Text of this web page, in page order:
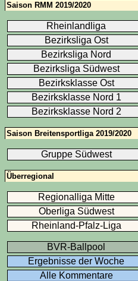
Saison RMM 2019/2020
Rheinlandliga
Bezirksliga Ost
Bezirksliga Nord
Bezirksliga Südwest
Bezirksklasse Ost
Bezirksklasse Nord 1
Bezirksklasse Nord 2
Saison Breitensportliga 2019/2020
Gruppe Südwest
Überregional
Regionalliga Mitte
Oberliga Südwest
Rheinland-Pfalz-Liga
BVR-Ballpool
Ergebnisse der Woche
Alle Kommentare